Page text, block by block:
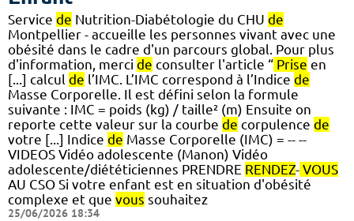
Service de Nutrition-Diabétologie du CHU de
Montpellier - accueille les personnes vivant avec une
obésité dans le cadre d'un parcours global. Pour plus
d'information, merci de consulter l'article “ Prise en
[...] calcul de l’IMC. L’IMC correspond à l’Indice de
Masse Corporelle. Il est défini selon la formule
suivante : IMC = poids (kg) / taille² (m) Ensuite on
reporte cette valeur sur la courbe de corpulence de
votre [...] Indice de Masse Corporelle (IMC) = -- --
VIDEOS Vidéo adolescente (Manon) Vidéo
adolescente/diététiciennes PRENDRE RENDEZ- VOUS
AU CSO Si votre enfant est en situation d'obésité
complexe et que vous souhaitez
25/06/2026 18:34